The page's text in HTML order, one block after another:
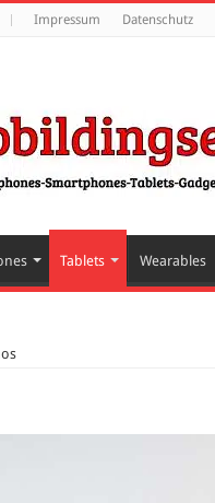
Impressum Datenschutz
Tablets Wearables